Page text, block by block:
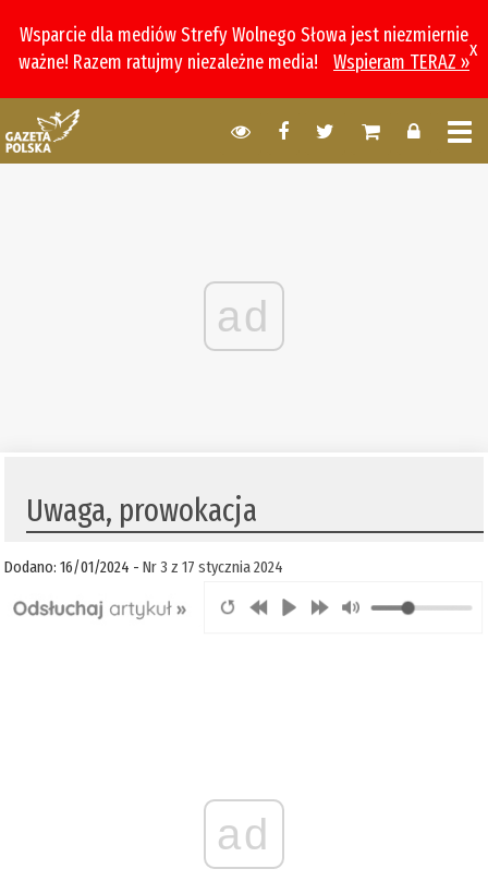
Wsparcie dla mediów Strefy Wolnego Słowa jest niezmiernie
ważne! Razem ratujmy niezależne media!
Wspieram TERAZ »
x
ad
Uwaga, prowokacja
Dodano: 16/01/2024 -Nr 3 z 17 stycznia 2024
ad